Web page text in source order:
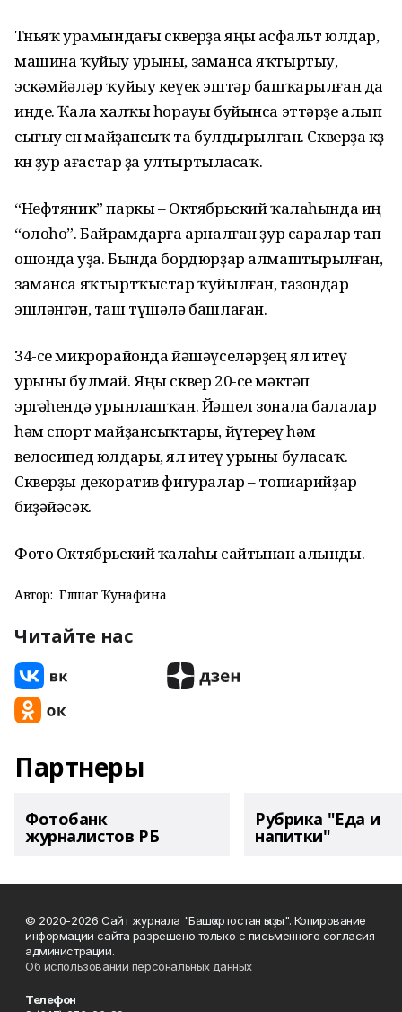
Төньяҡ урамындағы скверҙа яңы асфальт юлдар,
машина ҡуйыу урыны, заманса яҡтыртыу,
эскәмйәләр ҡуйыу кеүек эштәр башҡарылған да
инде. Ҡала халҡы һорауы буйынса эттәрҙе алып
сығыу өсөн майҙансыҡ та булдырылған. Скверҙа көҙ
көнө ҙур ағастар ҙа ултыртыласаҡ.
“Нефтяник” паркы – Октябрьский ҡалаһында иң
“олоһо”. Байрамдарға арналған ҙур саралар тап
ошонда уҙа. Бында бордюрҙар алмаштырылған,
заманса яҡтыртҡыстар ҡуйылған, газондар
эшләнгән, таш түшәлә башлаған.
34-се микрорайонда йәшәүселәрҙең ял итеү
урыны булмай. Яңы сквер 20-се мәктәп
эргәһендә урынлашҡан. Йәшел зонала балалар
һәм спорт майҙансыҡтары, йүгереү һәм
велосипед юлдары, ял итеү урыны буласаҡ.
Скверҙы декоратив фигуралар – топиарийҙар
биҙәйәсәк.
Фото Октябрьский ҡалаһы сайтынан алынды.
Автор: Гөлшат Ҡунафина
Читайте нас
Партнеры
Фотобанк
журналистов РБ
Рубрика "Еда и
напитки"
© 2020-2026 Сайт журнала "Башҡортостан ҡыҙы". Копирование
информации сайта разрешено только с письменного согласия
администрации.
Об использовании персональных данных
Телефон